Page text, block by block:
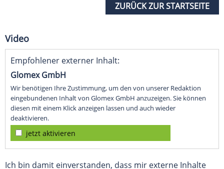
ZURÜCK ZUR STARTSEITE
Video
Empfohlener externer Inhalt:
Glomex GmbH
Wir benötigen Ihre Zustimmung, um den von unserer Redaktion
eingebundenen Inhalt von Glomex GmbH anzuzeigen. Sie können
diesen mit einem Klick anzeigen lassen und auch wieder
deaktivieren.
jetzt aktivieren
Ich bin damit einverstanden, dass mir externe Inhalte